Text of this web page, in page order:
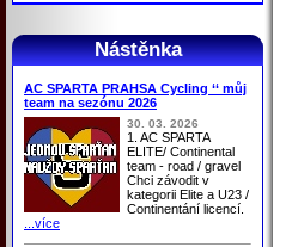
Nástěnka
AC SPARTA PRAHSA Cycling ‘‘ můj
team na sezónu 2026
30. 03. 2026
1. AC SPARTA
ELITE/ Continental
team - road / gravel
Chci závodit v
kategorii Elite a U23 /
Continentání licencí.
...více